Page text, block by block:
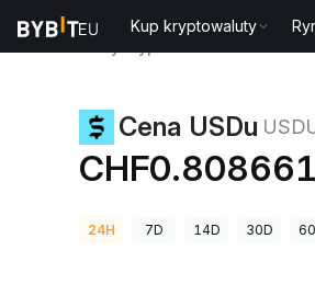
Kup kryptowaluty
Cena USDu
CHF0.808661
24H 7D 14D 30D